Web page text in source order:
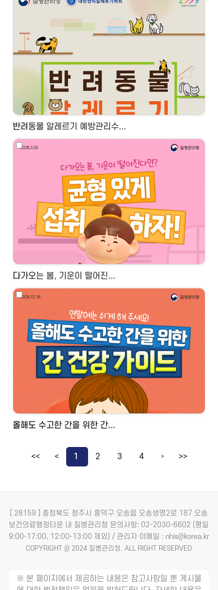
반려동물 알레르기 예방관리수...
다가오는 봄, 기운이 떨어진...
올해도 수고한 간을 위한 간...
<< < 1 2 3 4 > >>
[ 28159 ] 충청북도 청주시 흥덕구 오송읍 오송생명2로 187 오송
보건의료행정타운 내 질병관리청 문의사항: 02-2030-6602 (평일
9:00-17:00, 12:00-13:00 제외) / 관리자 이메일 : nhis@korea.kr
COPYRIGHT @ 2024 질병관리청. ALL RIGHT RESERVED
※ 본 페이지에서 제공하는 내용은 참고사항일 뿐 게시물